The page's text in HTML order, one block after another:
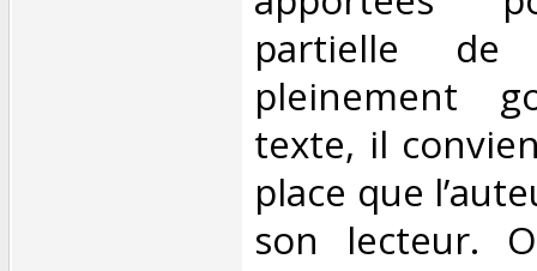
partielle de
pleinement
texte, il
place que
son lecteur.